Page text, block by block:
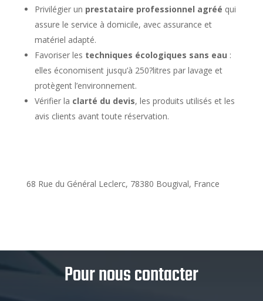
Privilégier un prestataire professionnel agréé qui
assure le service à domicile, avec assurance et
matériel adapté.
Favoriser les techniques écologiques sans eau :
elles économisent jusqu’à 250?litres par lavage et
protègent l’environnement.
Vérifier la clarté du devis, les produits utilisés et les
avis clients avant toute réservation.
68 Rue du Général Leclerc, 78380 Bougival, France
Pour nous contacter